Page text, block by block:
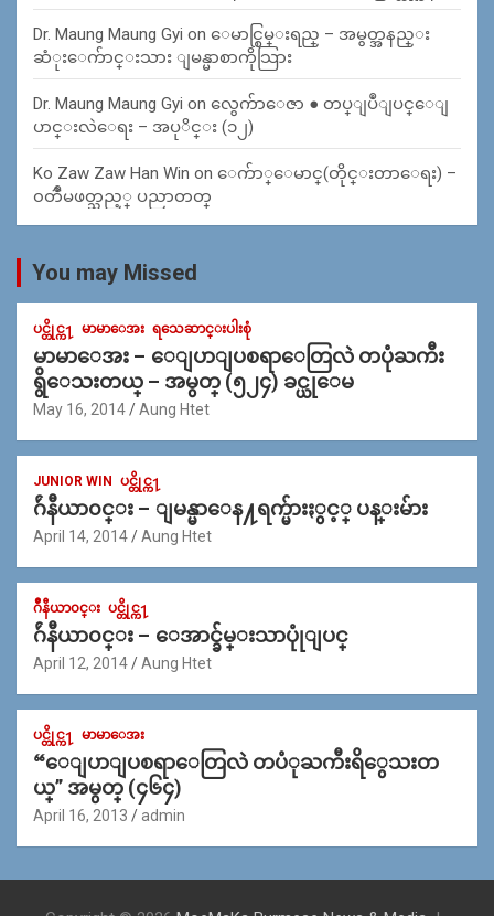
Dr. Maung Maung Gyi on ေမာင္စြမ္းရည္ – အမွတ္အနည္း
ဆံုးေက်ာင္းသား ျမန္မာစာကိုသြား
Dr. Maung Maung Gyi on လွေက်ာေဇာ ● တပ္ျပဳျပင္ေျ
ပာင္းလဲေရး – အပုိင္း (၁၂)
Ko Zaw Zaw Han Win on ေက်ာ္ေမာင္(တိုင္းတာေရး) –
၀တၳဳမဖတ္သည့္ ပညာတတ္
You may Missed
ပင္တိုင္က႑ မာမာေအး ရသေဆာင္းပါးစုံ
မာမာေအး – ေျပာျပစရာေတြလဲ တပုံႀကီး
ရွိေသးတယ္ – အမွတ္ (၅၂၄) ခင္ယုေမ
May 16, 2014 Aung Htet
JUNIOR WIN ပင္တိုင္က႑
ဂ်ဴနီယာ၀င္း – ျမန္မာေန႔ရက္မ်ားႏွင့္ ပန္းမ်ား
April 14, 2014 Aung Htet
ဂ်ဳနီယာ၀င္း ပင္တိုင္က႑
ဂ်ဴနီယာ၀င္း – ေအာင္ခ်မ္းသာပုုံျပင္
April 12, 2014 Aung Htet
ပင္တိုင္က႑ မာမာေအး
“ေျပာျပစရာေတြလဲ တပံုႀကီးရိွေသးတ
ယ္” အမွတ္ (၄၆၄)
April 16, 2013 admin